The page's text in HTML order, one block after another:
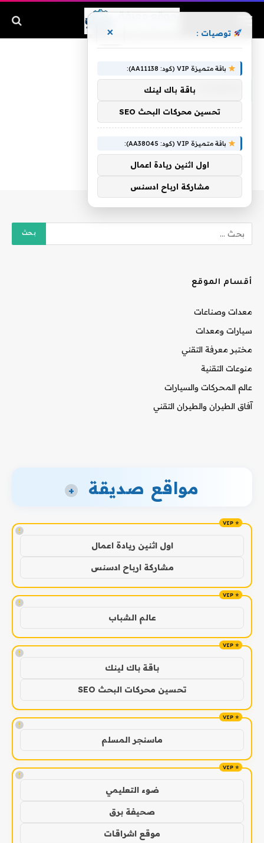
أقسام الموقع
معدات وصناعات
سيارات ومعدات
مختبر معرفة التقني
منوعات التقنية
عالم المحركات والسيارات
آفاق الطيران والطيران التقني
مواقع صديقة +
!
اول اثنين ريادة اعمال
مشاركة ارباح ادسنس
!
عالم الشباب
!
باقة باك لينك
تحسين محركات البحث SEO
!
ماسنجر المسلم
!
ضوء التعليمي
صحيفة برق
موقع اشراقات
توصيات : ×
باقة متميزة VIP (كود: AA11138):
باقة باك لينك
تحسين محركات البحث SEO
باقة متميزة VIP (كود: AA38045):
اول اثنين ريادة اعمال
مشاركة ارباح ادسنس